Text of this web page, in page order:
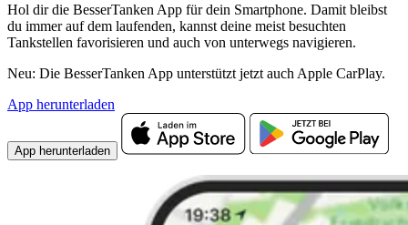
Hol dir die BesserTanken App für dein Smartphone. Damit bleibst
du immer auf dem laufenden, kannst deine meist besuchten
Tankstellen favorisieren und auch von unterwegs navigieren.
Neu: Die BesserTanken App unterstützt jetzt auch Apple CarPlay.
App herunterladen
App herunterladen